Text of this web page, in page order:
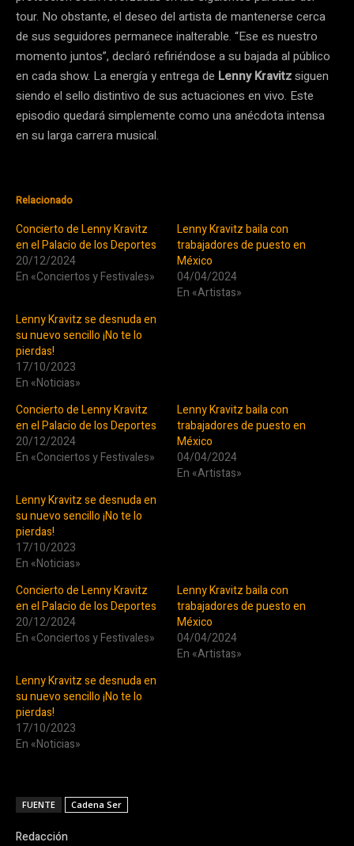
tour. No obstante, el deseo del artista de mantenerse cerca
de sus seguidores permanece inalterable. “Ese es nuestro
momento juntos”, declaró refiriéndose a su bajada al público
en cada show. La energía y entrega de Lenny Kravitzsiguen
siendo el sello distintivo de sus actuaciones en vivo. Este
episodio quedará simplemente como una anécdota intensa
en su larga carrera musical.
Relacionado
Concierto de Lenny Kravitz
en el Palacio de los Deportes
20/12/2024
En «Conciertos y Festivales»
Lenny Kravitz baila con
trabajadores de puesto en
México
04/04/2024
En «Artistas»
Lenny Kravitz se desnuda en
su nuevo sencillo ¡No te lo
pierdas!
17/10/2023
En «Noticias»
Concierto de Lenny Kravitz
en el Palacio de los Deportes
20/12/2024
En «Conciertos y Festivales»
Lenny Kravitz baila con
trabajadores de puesto en
México
04/04/2024
En «Artistas»
Lenny Kravitz se desnuda en
su nuevo sencillo ¡No te lo
pierdas!
17/10/2023
En «Noticias»
Concierto de Lenny Kravitz
en el Palacio de los Deportes
20/12/2024
En «Conciertos y Festivales»
Lenny Kravitz baila con
trabajadores de puesto en
México
04/04/2024
En «Artistas»
Lenny Kravitz se desnuda en
su nuevo sencillo ¡No te lo
pierdas!
17/10/2023
En «Noticias»
FUENTE Cadena Ser
Redacción